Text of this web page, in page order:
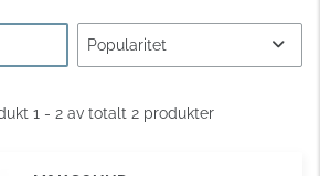
1 - 2 av totalt 2 produkter